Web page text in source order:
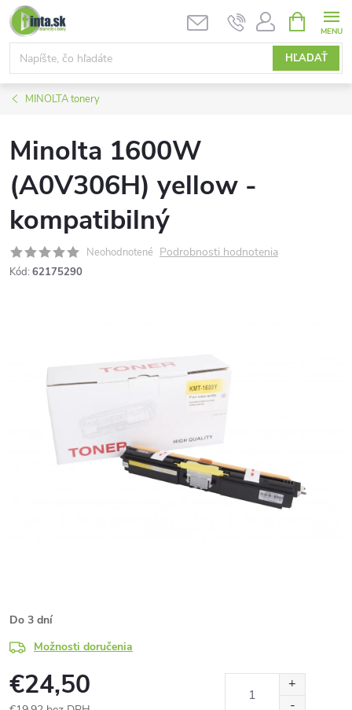
Prejsť
na
obsah
HĽADAŤ
KOŠÍK
MINOLTA tonery
Minolta 1600W
(A0V306H) yellow -
kompatibilný
Neohodnotené Podrobnosti hodnotenia
Kód: 62175290
Do 3 dní
Možnosti doručenia
€24,50